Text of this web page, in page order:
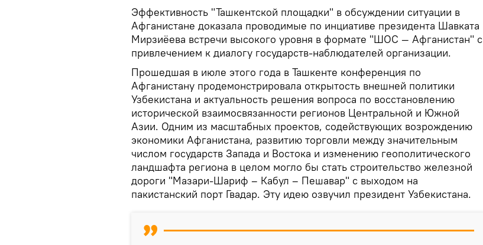
Эффективность "Ташкентской площадки" в обсуждении ситуации в
Афганистане доказала проводимые по инциативе президента Шавката
Мирзиёева встречи высокого уровня в формате "ШОС — Афганистан" с
привлечением к диалогу государств-наблюдателей организации.
Прошедшая в июле этого года в Ташкенте конференция по
Афганистану продемонстрировала открытость внешней политики
Узбекистана и актуальность решения вопроса по восстановлению
исторической взаимосвязанности регионов Центральной и Южной
Азии. Одним из масштабных проектов, содействующих возрождению
экономики Афганистана, развитию торговли между значительным
числом государств Запада и Востока и изменению геополитического
ландшафта региона в целом могло бы стать строительство железной
дороги "Мазари-Шариф – Кабул – Пешавар" с выходом на
пакистанский порт Гвадар. Эту идею озвучил президент Узбекистана.